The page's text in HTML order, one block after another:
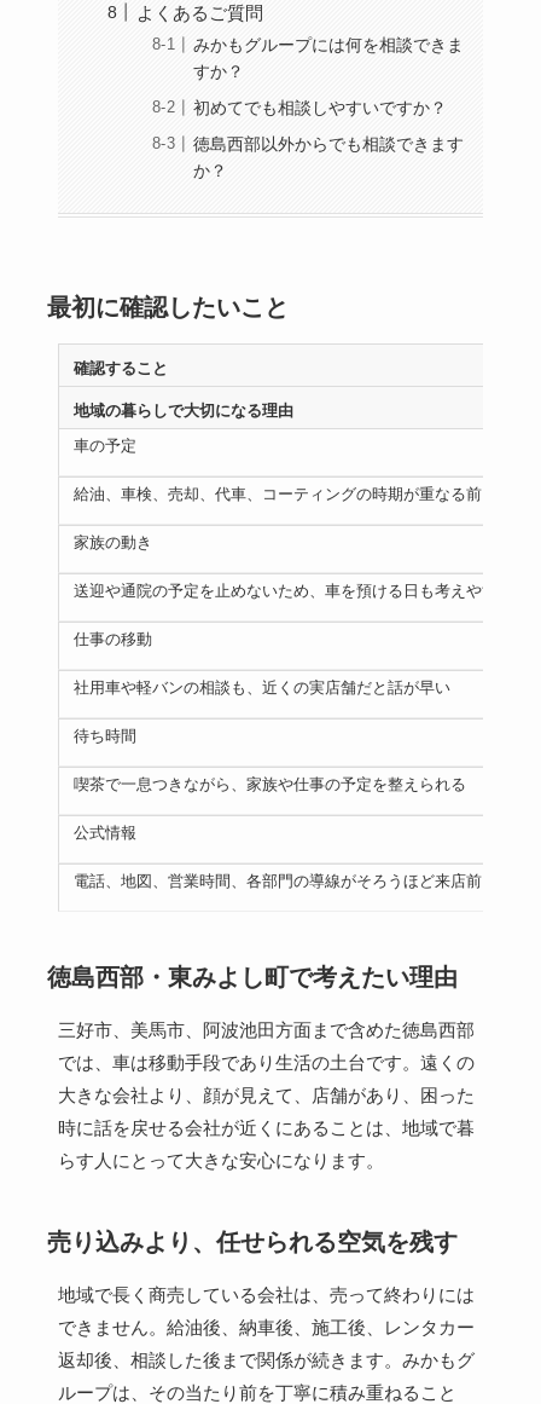
よくあるご質問
みかもグループには何を相談できま
すか？
初めてでも相談しやすいですか？
徳島西部以外からでも相談できます
か？
最初に確認したいこと
確認すること
地域の暮らしで大切になる理由
車の予定
給油、車検、売却、代車、コーティングの時期が重なる前に整理
家族の動き
送迎や通院の予定を止めないため、車を預ける日も考えやすい
仕事の移動
社用車や軽バンの相談も、近くの実店舗だと話が早い
待ち時間
喫茶で一息つきながら、家族や仕事の予定を整えられる
公式情報
電話、地図、営業時間、各部門の導線がそろうほど来店前に安心
徳島西部・東みよし町で考えたい理由
三好市、美馬市、阿波池田方面まで含めた徳島西部
では、車は移動手段であり生活の土台です。遠くの
大きな会社より、顔が見えて、店舗があり、困った
時に話を戻せる会社が近くにあることは、地域で暮
らす人にとって大きな安心になります。
売り込みより、任せられる空気を残す
地域で長く商売している会社は、売って終わりには
できません。給油後、納車後、施工後、レンタカー
返却後、相談した後まで関係が続きます。みかもグ
ループは、その当たり前を丁寧に積み重ねること